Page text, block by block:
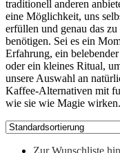
traditionell anderen
eine Möglichkeit, uns
erfüllen und genau das
benötigen. Sei es ein
Erfahrung, ein
oder ein kleines Ritual,
unsere Auswahl an
Kaffee-Alternativen mit
wie sie wie Magie wirken.
Zur Wunschliste